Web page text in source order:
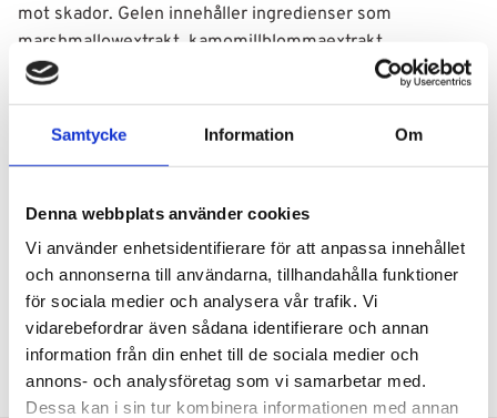
Samtycke Information Om
Denna webbplats använder cookies
Vi använder enhetsidentifierare för att anpassa innehållet
och annonserna till användarna, tillhandahålla funktioner
för sociala medier och analysera vår trafik. Vi
vidarebefordrar även sådana identifierare och annan
information från din enhet till de sociala medier och
annons- och analysföretag som vi samarbetar med.
Dessa kan i sin tur kombinera informationen med annan
mot skador. Gelen innehåller ingredienser som
marshmallowextrakt, kamomillblommaextrakt,
agavesirapextrakt och aloe vera juice. Dessa ingredienser
gör att det växer bättre.
Användning
Ingredienser